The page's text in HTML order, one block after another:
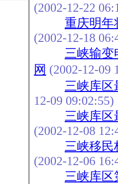
(2002-12-22
重庆明年
(2002-12-18
三峡输
网 (2002-12-09
三峡库
12-09 09:02:55)
三峡库区
(2002-12-08
三峡移
(2002-12-06
三峡库